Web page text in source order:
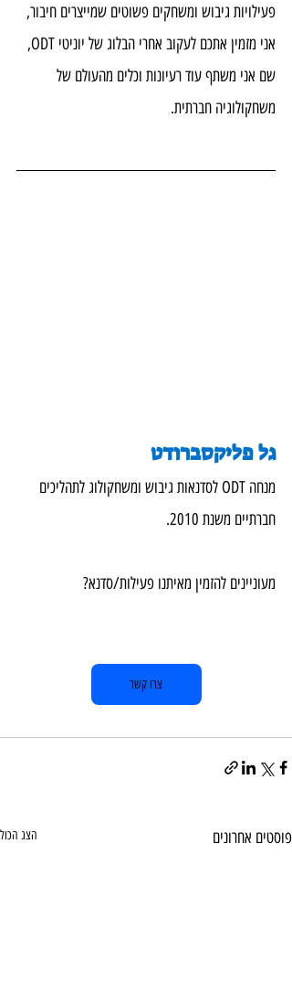
פעילויות גיבוש ומשחקים פשוטים שמייצרים חיבור,
אני מזמין אתכם לעקוב אחרי הבלוג של יוניטי ODT,
שם אני משתף עוד רעיונות וכלים מהעולם של
משחקולוגיה חברתית.
גל פליקסברודט
מנחה ODT לסדנאות גיבוש ומשחקולוג לתהליכים
חברתיים משנת 2010.
מעוניינים להזמין מאיתנו פעילות/סדנא?
צרו קשר
פוסטים אחרונים הצג הכול